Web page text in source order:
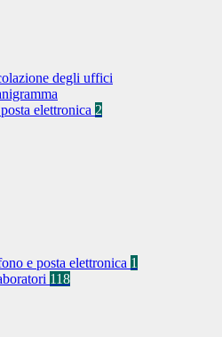
degli uffici
elettronica 2
e posta elettronica 1
118